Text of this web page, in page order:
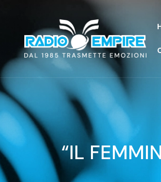
“IL